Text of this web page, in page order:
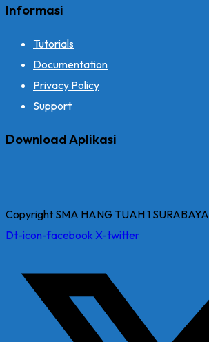
Informasi
Tutorials
Documentation
Privacy Policy
Support
Download Aplikasi
Copyright SMA HANG TUAH 1 SURABAYA
Dt-icon-facebook X-twitter